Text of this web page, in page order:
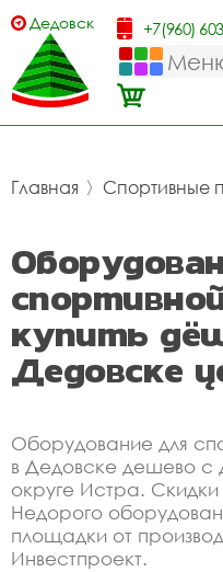
Дедовск +7(960)
Главная 〉 Спортивные
купить
Дедовске
Оборудование для
в Дедовске дешево с
округе Истра.
Недорого
площадки от
Инвестпроект.